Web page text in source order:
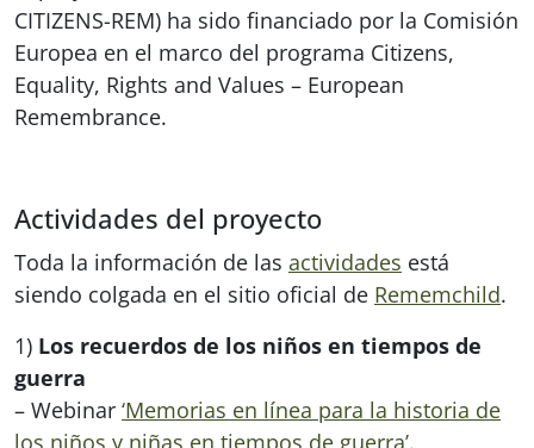
CITIZENS-REM) ha sido financiado por la Comisión
Europea en el marco del programa Citizens,
Equality, Rights and Values – European
Remembrance.
Actividades del proyecto
Toda la información de las actividades está
siendo colgada en el sitio oficial de Rememchild.
1) Los recuerdos de los niños en tiempos de
guerra
– Webinar ‘Memorias en línea para la historia de
los niños y niñas en tiempos de guerra’.